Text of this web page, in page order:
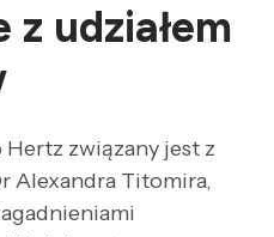
udziałem
związany jest z
Alexandra Titomira,